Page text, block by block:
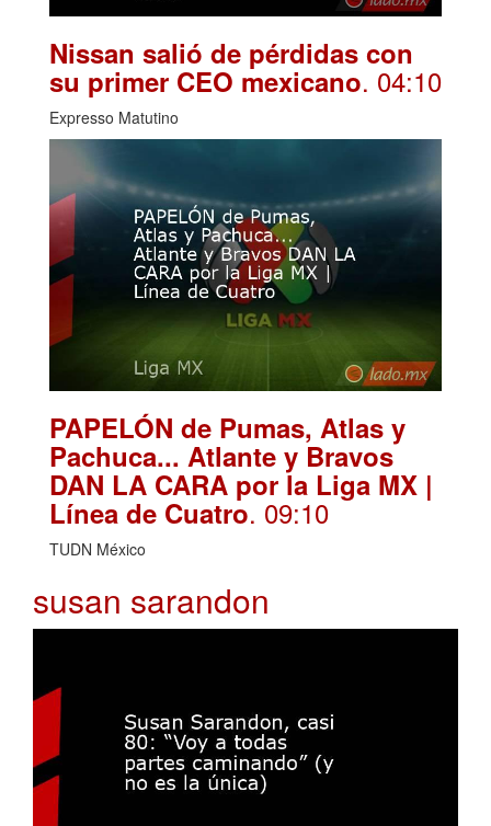
Nissan salió de pérdidas con
su primer CEO mexicano. 04:10
Expresso Matutino
PAPELÓN de Pumas, Atlas y
Pachuca... Atlante y Bravos
DAN LA CARA por la Liga MX |
Línea de Cuatro. 09:10
TUDN México
susan sarandon